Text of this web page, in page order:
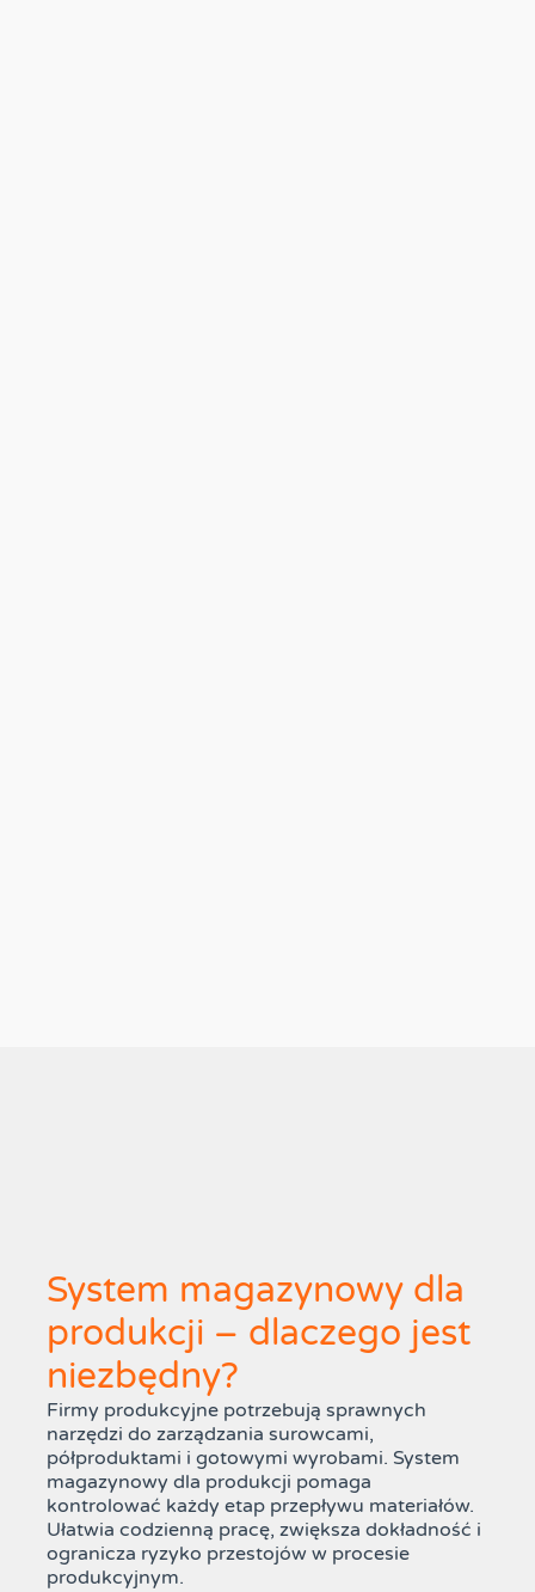
System magazynowy dla
produkcji – dlaczego jest
niezbędny?
Firmy produkcyjne potrzebują sprawnych
narzędzi do zarządzania surowcami,
półproduktami i gotowymi wyrobami. System
magazynowy dla produkcji pomaga
kontrolować każdy etap przepływu materiałów.
Ułatwia codzienną pracę, zwiększa dokładność i
ogranicza ryzyko przestojów w procesie
produkcyjnym.